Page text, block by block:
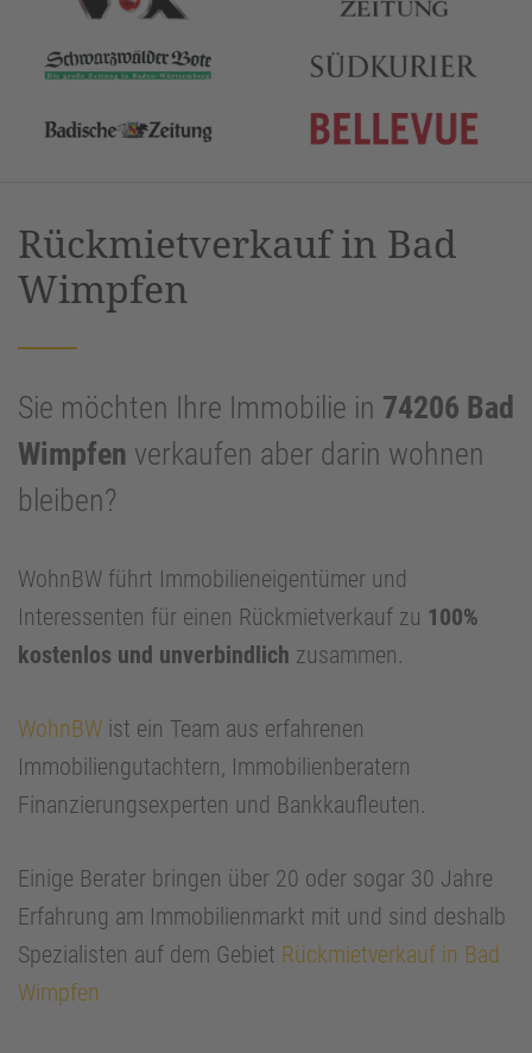
Rückmietverkauf in Bad
Wimpfen
Sie möchten Ihre Immobilie in 74206 Bad
Wimpfen verkaufen aber darin wohnen
bleiben?
WohnBW führt Immobilieneigentümer und
Interessenten für einen Rückmietverkauf zu 100%
kostenlos und unverbindlich zusammen.
WohnBW ist ein Team aus erfahrenen
Immobiliengutachtern, Immobilienberatern
Finanzierungsexperten und Bankkaufleuten.
Einige Berater bringen über 20 oder sogar 30 Jahre
Erfahrung am Immobilienmarkt mit und sind deshalb
Spezialisten auf dem Gebiet Rückmietverkauf in Bad
Wimpfen